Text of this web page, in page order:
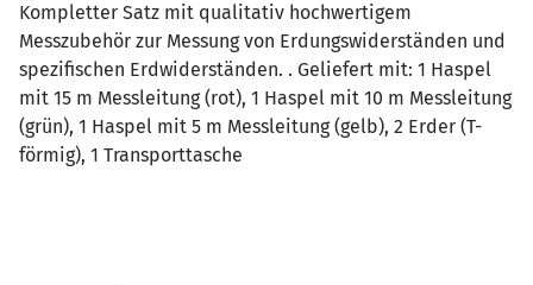
Kompletter Satz mit qualitativ hochwertigem
Messzubehör zur Messung von Erdungswiderständen und
spezifischen Erdwiderständen. . Geliefert mit: 1 Haspel
mit 15 m Messleitung (rot), 1 Haspel mit 10 m Messleitung
(grün), 1 Haspel mit 5 m Messleitung (gelb), 2 Erder (T-
förmig), 1 Transporttasche